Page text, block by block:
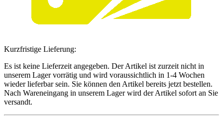
Kurzfristige Lieferung:
Es ist keine Lieferzeit angegeben. Der Artikel ist zurzeit nicht in
unserem Lager vorrätig und wird voraussichtlich in 1-4 Wochen
wieder lieferbar sein. Sie können den Artikel bereits jetzt bestellen.
Nach Wareneingang in unserem Lager wird der Artikel sofort an Sie
versandt.